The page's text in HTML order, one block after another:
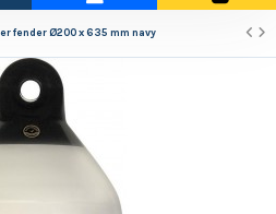
fender Ø200 x 635 mm navy